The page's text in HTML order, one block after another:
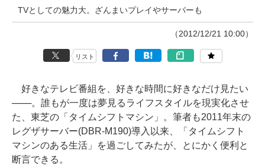
TVとしての魅力大。ざんまいプレイやサーバーも
（2012/12/21 10:00）
リスト
好きなテレビ番組を、好きな時間に好きなだけ見たい
───。誰もが一度は夢見るライフスタイルを現実化させ
た、東芝の「タイムシフトマシン」。筆者も2011年末の
レグザサーバー(DBR-M190)導入以来、「タイムシフト
マシンのある生活」を過ごしてみたが、とにかく便利と
断言できる。